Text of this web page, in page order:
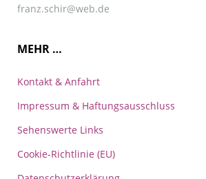
franz.schir@web.de
MEHR …
Kontakt & Anfahrt
Impressum & Haftungsausschluss
Sehenswerte Links
Cookie-Richtlinie (EU)